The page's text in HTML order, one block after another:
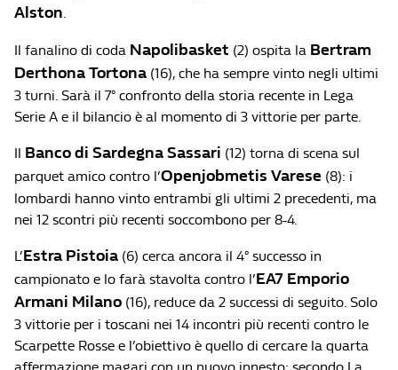
Alston.
Il fanalino di coda Napolibasket (2) ospita la Bertram
Derthona Tortona (16), che ha sempre vinto negli ultimi
3 turni. Sarà il 7° confronto della storia recente in Lega
Serie A e il bilancio è al momento di 3 vittorie per parte.
Il Banco di Sardegna Sassari (12) torna di scena sul
parquet amico contro l’Openjobmetis Varese (8): i
lombardi hanno vinto entrambi gli ultimi 2 precedenti, ma
nei 12 scontri più recenti soccombono per 8-4.
L’Estra Pistoia (6) cerca ancora il 4° successo in
campionato e lo farà stavolta contro l’EA7 Emporio
Armani Milano (16), reduce da 2 successi di seguito. Solo
3 vittorie per i toscani nei 14 incontri più recenti contro le
Scarpette Rosse e l’obiettivo è quello di cercare la quarta